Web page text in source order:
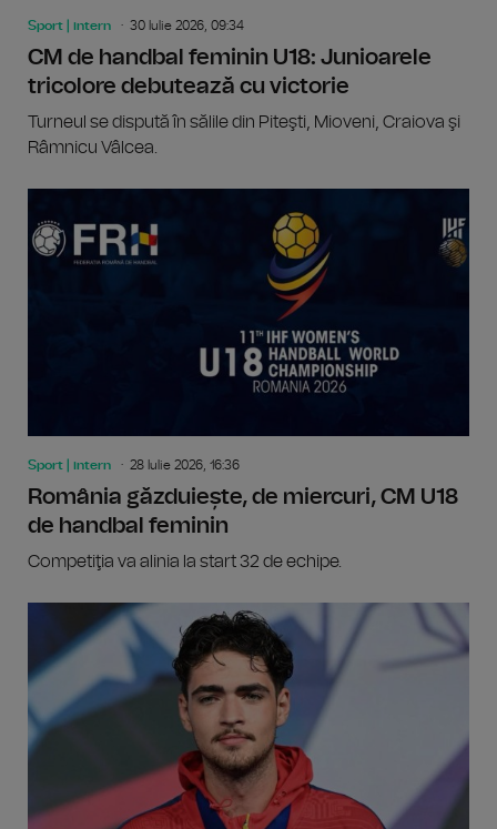
Sport | intern 30 Iulie 2026, 09:34
CM de handbal feminin U18: Junioarele
tricolore debutează cu victorie
Turneul se dispută în sălile din Piteşti, Mioveni, Craiova şi
Râmnicu Vâlcea.
Sport | intern 28 Iulie 2026, 16:36
România găzduiește, de miercuri, CM U18
de handbal feminin
Competiţia va alinia la start 32 de echipe.